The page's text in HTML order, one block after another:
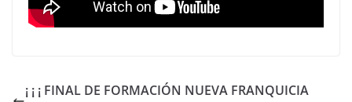
¡ ¡ ¡ FINAL DE FORMACIÓN NUEVA FRANQUICIA